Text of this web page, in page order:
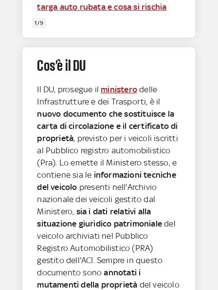
targa auto rubata e cosa si rischia
1/9
Cos’è il DU
Il DU, prosegue il ministero delle
Infrastrutture e dei Trasporti, è il
nuovo documento che sostituisce la
carta di circolazione e il certificato di
proprietà, previsto per i veicoli iscritti
al Pubblico registro automobilistico
(Pra). Lo emette il Ministero stesso, e
contiene sia le informazioni tecniche
del veicolo presenti nell'Archivio
nazionale dei veicoli gestito dal
Ministero, sia i dati relativi alla
situazione giuridico patrimonialedel
veicolo archiviati nel Pubblico
Registro Automobilistico (PRA)
gestito dell'ACI. Sempre in questo
documento sonoannotati i
mutamenti della proprietà del veicolo